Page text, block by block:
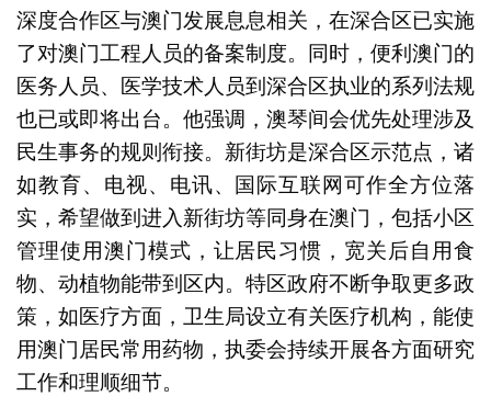
深度合作区与澳门发展息息相关，在深合区已实施
了对澳门工程人员的备案制度。同时，便利澳门的
医务人员、医学技术人员到深合区执业的系列法规
也已或即将出台。他强调，澳琴间会优先处理涉及
民生事务的规则衔接。新街坊是深合区示范点，诸
如教育、电视、电讯、国际互联网可作全方位落
实，希望做到进入新街坊等同身在澳门，包括小区
管理使用澳门模式，让居民习惯，宽关后自用食
物、动植物能带到区内。特区政府不断争取更多政
策，如医疗方面，卫生局设立有关医疗机构，能使
用澳门居民常用药物，执委会持续开展各方面研究
工作和理顺细节。